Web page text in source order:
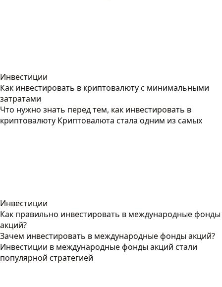
Инвестиции
Как инвестировать в криптовалюту с минимальными
затратами
Что нужно знать перед тем, как инвестировать в
криптовалюту Криптовалюта стала одним из самых
Инвестиции
Как правильно инвестировать в международные фонды
акций?
Зачем инвестировать в международные фонды акций?
Инвестиции в международные фонды акций стали
популярной стратегией